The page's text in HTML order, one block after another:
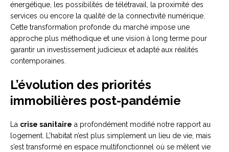
énergétique, les possibilités de télétravail, la proximité des
services ou encore la qualité de la connectivité numérique.
Cette transformation profonde du marché impose une
approche plus méthodique et une vision à long terme pour
garantir un investissement judicieux et adapté aux réalités
contemporaines.
L’évolution des priorités
immobilières post-pandémie
La crise sanitaire a profondément modifié notre rapport au
logement. L’habitat n’est plus simplement un lieu de vie, mais
s’est transformé en espace multifonctionnel où se mêlent vie